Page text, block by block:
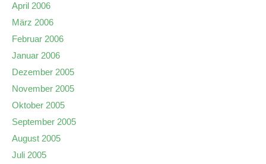
April 2006
März 2006
Februar 2006
Januar 2006
Dezember 2005
November 2005
Oktober 2005
September 2005
August 2005
Juli 2005